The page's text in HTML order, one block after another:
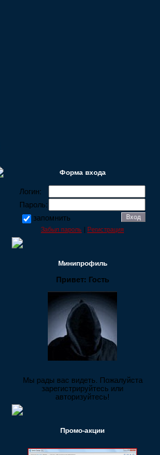
Форма входа
Логин:
Пароль:
запомнить
Забыл пароль Регистрация
Минипрофиль
Привет: Гость
Мы рады вас видеть. Пожалуйста
зарегистрируйтесь или
авторизуйтесь!
Промо-акции